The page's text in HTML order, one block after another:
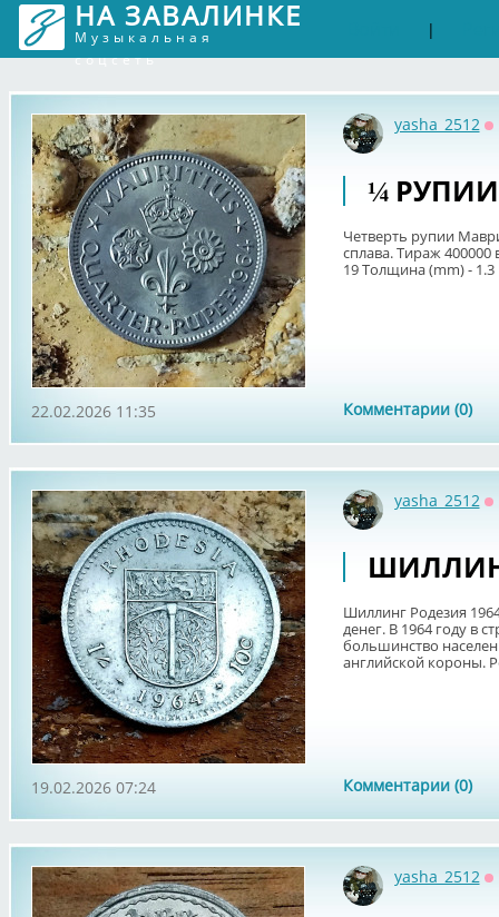
НА ЗАВАЛИНКЕ
Музыкальная
соцсеть
|
yasha_2512
¼ РУПИИ
Четверть рупии
сплава. Тираж 400000
19 Толщина (mm) - 1.3
Комментарии (0)
22.02.2026 11:35
yasha_2512
Шиллинг Родезия
денег. В 1964 году в
большинство
английской короны.
Комментарии (0)
19.02.2026 07:24
yasha_2512